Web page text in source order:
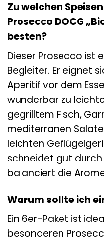
Zu welchen
Prosecco DOCG
besten?
Dieser Prosecco ist
Begleiter. Er eignet
Aperitif vor dem
wunderbar zu
gegrilltem Fisch,
mediterranen
leichten
schneidet gut
balanciert die
Warum sollte ich
Ein 6er-Paket ist
besonderen